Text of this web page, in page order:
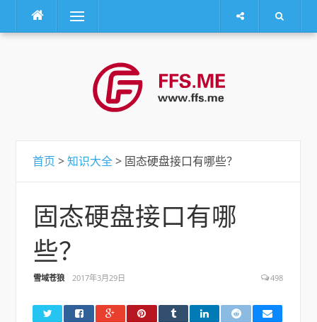
跳
菜单
首页 >知识大全> 固态硬盘接口有哪些？
固态硬盘接口有哪
些？
雪域苍狼 2017年3月29日 498